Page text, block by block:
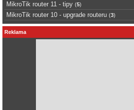
MikroTik router 11 - tipy (5)
MikroTik router 10 - upgrade routeru (3)
Reklama